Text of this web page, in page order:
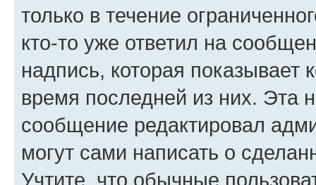
только в течение
кто-то уже ответил на
надпись, которая показывает
время последней из них. Эта
сообщение редактировал
могут сами написать о
Учтите, что обычные